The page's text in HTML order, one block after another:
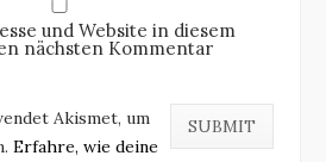
und Website in diesem
nächsten Kommentar
Akismet, um
Erfahre, wie deine